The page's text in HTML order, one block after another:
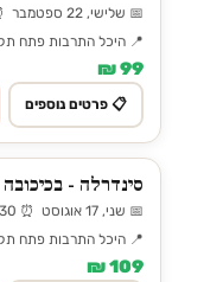
📅 שלישי, 22 ספטמבר ⏰ 17:30
📍 היכל התרבות פתח
99 ₪
📋 פרטים נוספים
סינדרלה - בכיכובה
📅 שני, 17 אוגוסט ⏰ 17:30
📍 היכל התרבות פתח
109 ₪